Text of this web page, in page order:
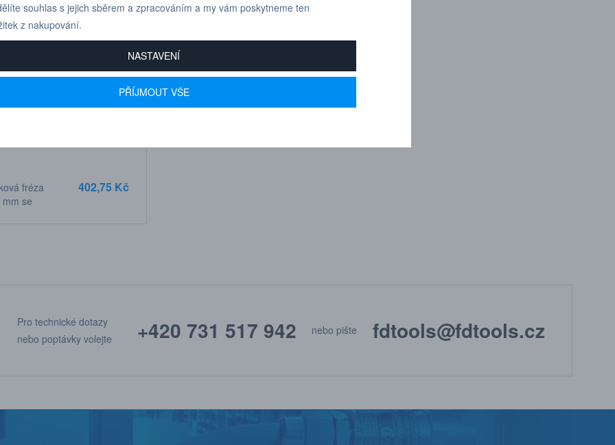
fréza
se
402,75 Kč
Pro technické dotazy
nebo poptávky volejte
+420 731 517 942 nebo pište fdtools@fdtools.cz
souhlas s jejich sběrem a zpracováním a my vám poskytneme ten
z nakupování.
NASTAVENÍ
PŘÍJMOUT VŠE